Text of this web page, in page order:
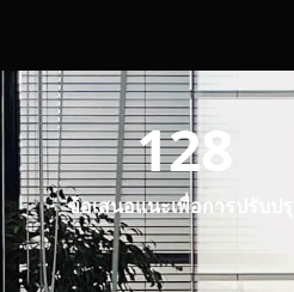
128
ข้อเสนอแนะเพื่อการปรับปรุง